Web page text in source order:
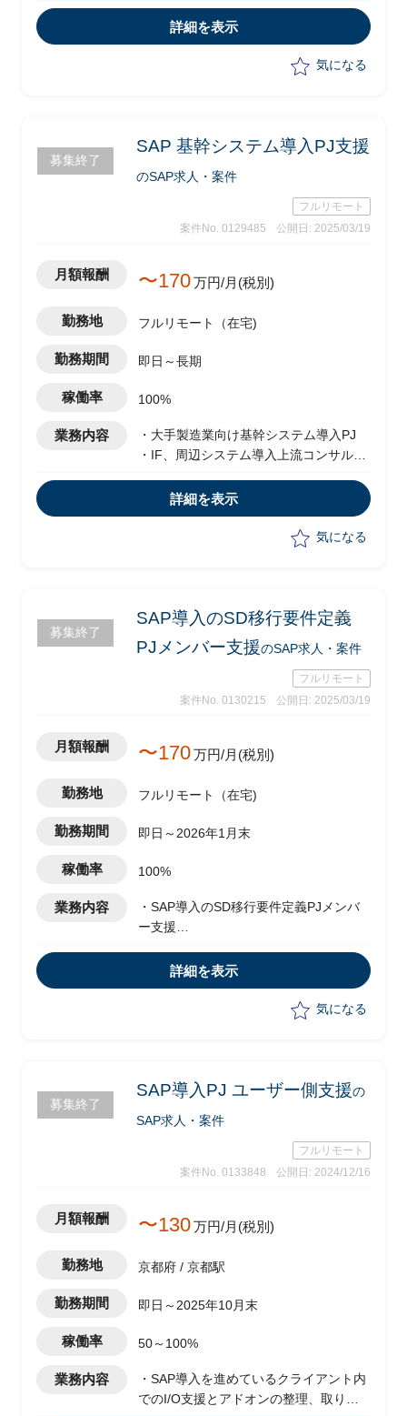
・MM/PPコンサル支援
詳細を表示
気になる
募集終了
SAP 基幹システム導入PJ支援
のSAP求人・案件
フルリモート
案件No. 0129485
公開日: 2025/03/19
月額報酬 〜170万円/月(税別)
勤務地 フルリモート（在宅)
勤務期間 即日～長期
稼働率 100%
業務内容
・大手製造業向け基幹システム導入PJ
・IF、周辺システム導入上流コンサル支
・工程：要件定義フェーズ
・バージョン：S/4 HANA
詳細を表示
気になる
募集終了
SAP導入のSD移行要件定義
PJメンバー支援のSAP求人・案件
フルリモート
案件No. 0130215
公開日: 2025/03/19
月額報酬 〜170万円/月(税別)
勤務地 フルリモート（在宅)
勤務期間 即日～2026年1月末
稼働率 100%
業務内容
・SAP導入のSD移行要件定義PJメンバ
ー支援
・SDのプロセスチーム(アプリチーム)へ
の確認をしながら課題対応
・プロセスチームとのコミュニケーショ
詳細を表示
気になる
募集終了
SAP導入PJ ユーザー側支援の
SAP求人・案件
フルリモート
案件No. 0133848
公開日: 2024/12/16
月額報酬 〜130万円/月(税別)
勤務地 京都府 / 京都駅
勤務期間 即日～2025年10月末
稼働率 50～100%
業務内容
・SAP導入を進めているクライアント内
でのI/O支援とアドオンの整理、取りま